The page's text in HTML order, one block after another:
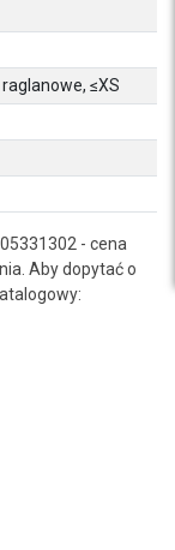
≤XS
- cena
Aby dopytać o